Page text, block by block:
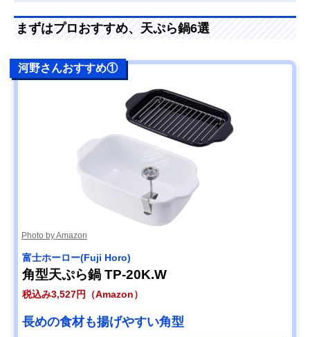
まずはプロおすすめ、天ぷら鍋6選
河野さんおすすめ①
Photo by Amazon
‎富士ホーロー(Fuji Horo)
角型天ぷら鍋 TP-20K.W
税込み3,527円（Amazon）
長めの食材も揚げやすい角型